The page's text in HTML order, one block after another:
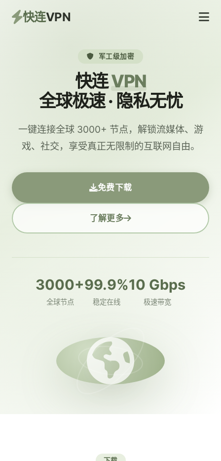
快连VPN
军工级加密
快连VPN
全球极速 · 隐私无忧
一键连接全球 3000+ 节点，解锁流媒体、游
戏、社交，享受真正无限制的互联网自由。
免费下载
了解更多
3000+
全球节点
99.9%
稳定在线
10 Gbps
极速带宽